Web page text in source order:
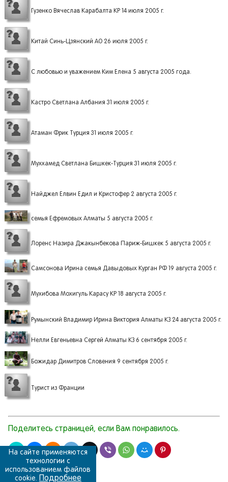
На сайте применяются
технологии с
использованием файлов
cookie. Подробнее
Гузенко Вячеслав Карабалта КР 14 июля 2005 г.
Китай Синь-Цзянский АО 26 июля 2005 г.
С любовью и уважением Ким Елена 5 августа 2005 года.
Кастро Светлана Албания 31 июля 2005 г.
Атаман Фрик Турция 31 июля 2005 г.
Муххамед Светлана Бишкек-Турция 31 июля 2005 г.
Найджел Елвин Едил и Кристофер 2 августа 2005 г.
семья Ефремовых Алматы 5 августа 2005 г.
Лоренс Назира Джакынбекова Париж-Бишкек 5 августа 2005 г.
Самсонова Ирина семья Давыдовых Курган РФ 19 августа 2005 г.
Мухибова Мохигуль Карасу КР 18 августа 2005 г.
Румынский Владимир Ирина Виктория Алматы КЗ 24 августа 2005 г.
Нелли Евгеньевна Сергей Алматы КЗ 6 сентября 2005 г.
Божидар Димитров Словения 9 сентября 2005 г.
Турист из Франции
Поделитесь страницей, если Вам понравилось.